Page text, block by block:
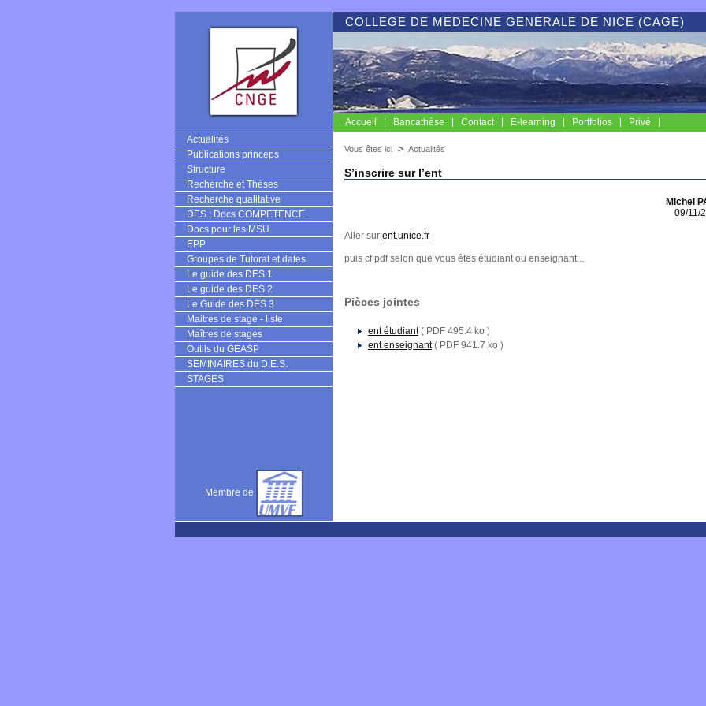
COLLEGE DE MEDECINE GENERALE DE NICE (CAGE)
CNGE
Accueil Bancathèse Contact E-learning Portfolios
Privé
Actualités
Publications princeps
Structure
Recherche et Thèses
Recherche qualitative
DES : Docs COMPETENCE
Docs pour les MSU
EPP
Groupes de Tutorat et dates
Le guide des DES 1
Le guide des DES 2
Le Guide des DES 3
Maitres de stage - liste
Maîtres de stages
Outils du GEASP
SEMINAIRES du D.E.S.
STAGES
Vous êtes ici Actualités
S’inscrire sur l’ent
Michel
09/11/
Aller sur ent.unice.fr
puis cf pdf selon que vous êtes étudiant ou enseignant...
Pièces jointes
ent étudiant( PDF 495.4 ko )
ent enseignant( PDF 941.7 ko )
Membre de